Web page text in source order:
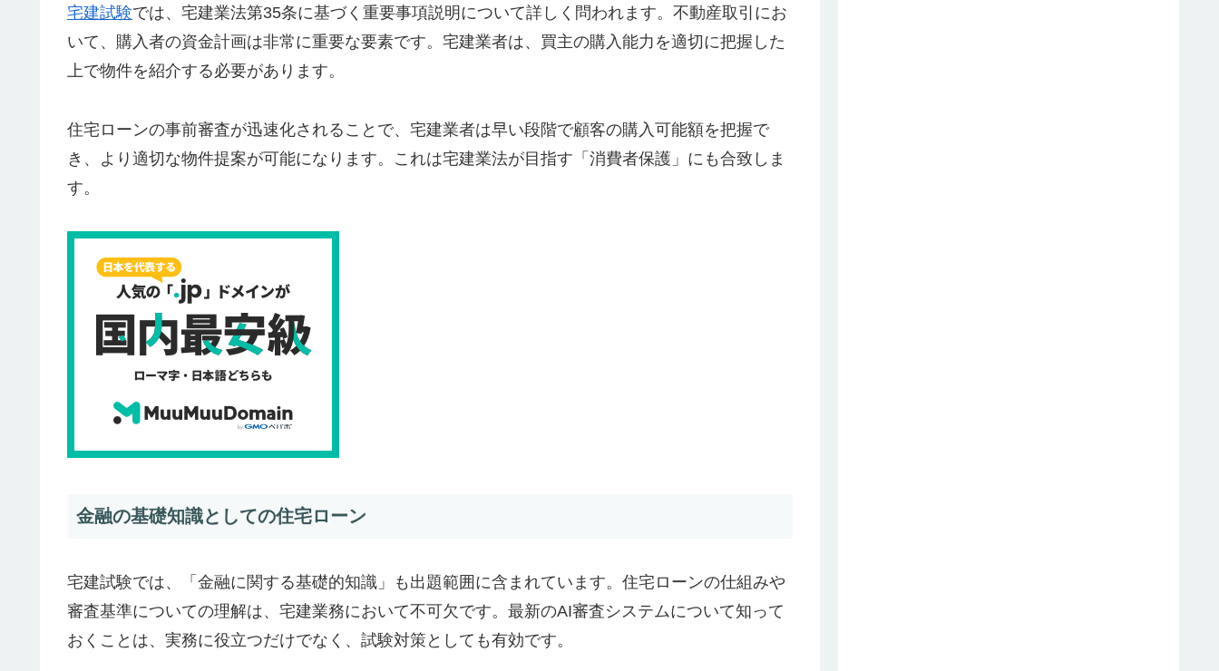
宅建試験では、宅建業法第35条に基づく重要事項説明について詳しく問われます。不動産取引にお
いて、購入者の資金計画は非常に重要な要素です。宅建業者は、買主の購入能力を適切に把握した
上で物件を紹介する必要があります。
住宅ローンの事前審査が迅速化されることで、宅建業者は早い段階で顧客の購入可能額を把握で
き、より適切な物件提案が可能になります。これは宅建業法が目指す「消費者保護」にも合致しま
す。
金融の基礎知識としての住宅ローン
宅建試験では、「金融に関する基礎的知識」も出題範囲に含まれています。住宅ローンの仕組みや
審査基準についての理解は、宅建業務において不可欠です。最新のAI審査システムについて知って
おくことは、実務に役立つだけでなく、試験対策としても有効です。